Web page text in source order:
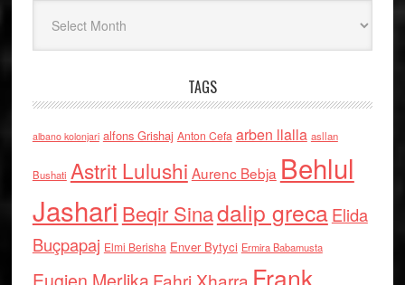
TAGS
albano kolonjari alfons Grishaj Anton Cefa arben llalla asllan
Bushati Astrit Lulushi Aurenc Bebja Behlul
Jashari Beqir Sinadalip grecaElida
Buçpapaj Elmi Berisha Enver Bytyci Ermira Babamusta
Frank